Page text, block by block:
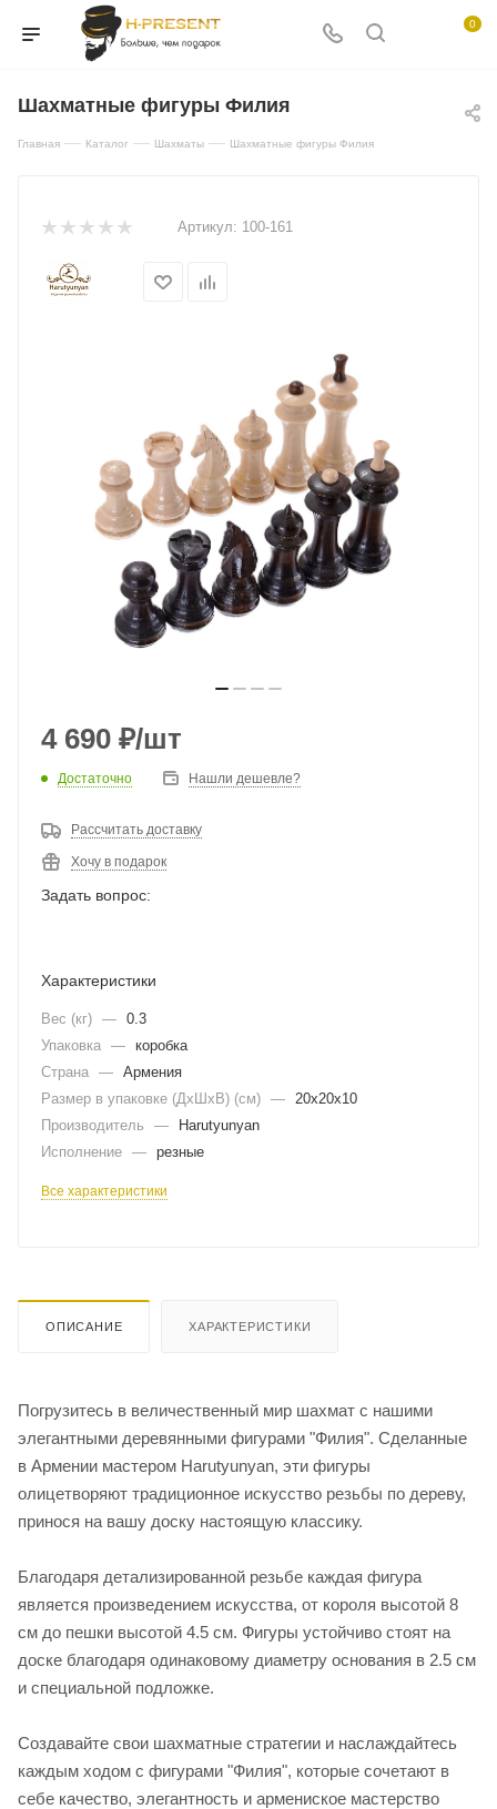
0
Шахматные фигуры Филия
Главная — Каталог — Шахматы — Шахматные фигуры Филия
Артикул: 100-161
4 690 ₽/шт
Достаточно Нашли дешевле?
Рассчитать доставку
Хочу в подарок
Задать вопрос:
Характеристики
Вес (кг) — 0.3
Упаковка — коробка
Страна — Армения
Размер в упаковке (ДхШxВ) (см) — 20х20х10
Производитель
—
Harutyunyan
Исполнение — резные
Все характеристики
ОПИСАНИЕ ХАРАКТЕРИСТИКИ
Погрузитесь в величественный мир шахмат с нашими
элегантными деревянными фигурами "Филия". Сделанные
в Армении мастером Harutyunyan, эти фигуры
олицетворяют традиционное искусство резьбы по дереву,
принося на вашу доску настоящую классику.
Благодаря детализированной резьбе каждая фигура
является произведением искусства, от короля высотой 8
см до пешки высотой 4.5 см. Фигуры устойчиво стоят на
доске благодаря одинаковому диаметру основания в 2.5 см
и специальной подложке.
Создавайте свои шахматные стратегии и наслаждайтесь
каждым ходом с фигурами "Филия", которые сочетают в
себе качество, элегантность и армениское мастерство